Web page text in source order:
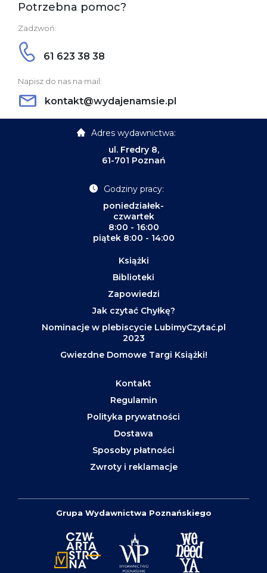
Potrzebna pomoc?
Zadzwoń:
61 623 38 38
Napisz do nas na mail:
kontakt@wydajenamsie.pl
Adres wydawnictwa:
ul. Fredry 8,
61-701 Poznań
Godziny pracy:
poniedziałek-
czwartek
8:00 - 16:00
piątek 8:00 - 14:00
Książki
Biblioteki
Zapowiedzi
Jak czytać Chyłkę?
Nominacje w plebiscycie LubimyCzytać.pl
2023
Gwiezdne Domowe Targi Książki!
Kontakt
Regulamin
Polityka prywatności
Dostawa
Sposoby płatności
Zwroty i reklamacje
Grupa Wydawnictwa Poznańskiego